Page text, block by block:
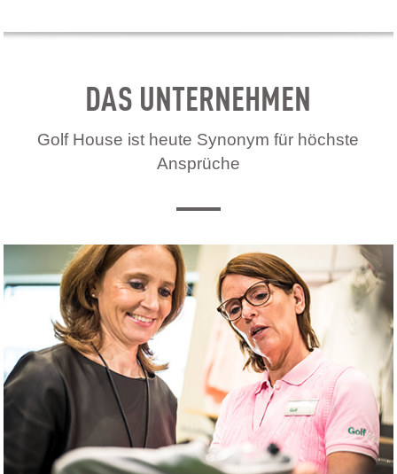
DAS UNTERNEHMEN
Golf House ist heute Synonym für höchste
Ansprüche